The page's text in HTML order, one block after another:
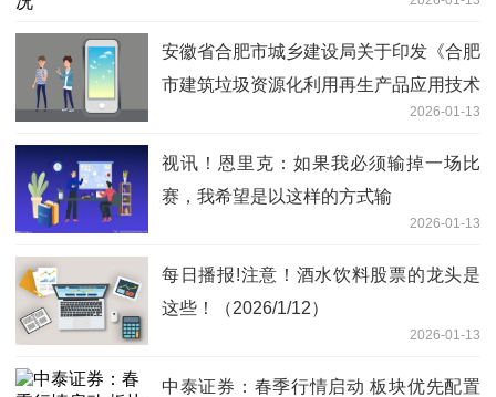
安徽省合肥市城乡建设局关于印发《合肥
市建筑垃圾资源化利用再生产品应用技术
2026-01-13
视讯！恩里克：如果我必须输掉一场比
赛，我希望是以这样的方式输
2026-01-13
每日播报!注意！酒水饮料股票的龙头是
这些！（2026/1/12）
2026-01-13
中泰证券：春季行情启动 板块优先配置